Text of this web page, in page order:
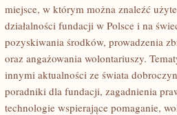
miejsce, w którym można znaleźć
działalności fundacji w Polsce i na
pozyskiwania środków, prowadzenia
oraz angażowania wolontariuszy.
innymi aktualności ze świata
poradniki dla fundacji, zagadnienia
technologie wspierające pomaganie,